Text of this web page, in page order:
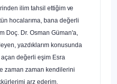
ilim tahsil ettiğim ve
hoca­larıma, bana değerli
Doç. Dr. Osman Güman'a,
yazdıklarım konusunda
değerli eşim Esra
zaman zaman kendilerini
arz ederim.